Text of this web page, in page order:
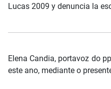
Lucas 2009 y denuncia la
Elena Candia, portavoz do
este ano, mediante o